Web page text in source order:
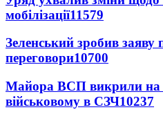
мобілізації11579
Зеленський зробив заяву
переговори10700
Майора ВСП викрили на
військовому в СЗЧ10237